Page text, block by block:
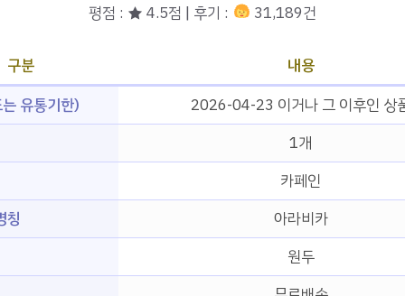
평점 : ★ 4.5점 | 후기 : 31,189건
구분
내용
유통기한)
2026-04-23 이거나 그 이후인 상
1개
카페인
칭
아라비카
원두